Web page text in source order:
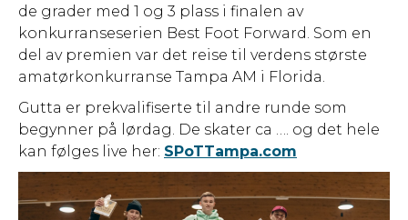
de grader med 1 og 3 plass i finalen av
konkurranseserien Best Foot Forward. Som en
del av premien var det reise til verdens største
amatørkonkurranse Tampa AM i Florida.
Gutta er prekvalifiserte til andre runde som
begynner på lørdag. De skater ca …. og det hele
kan følges live her: SPoTTampa.com